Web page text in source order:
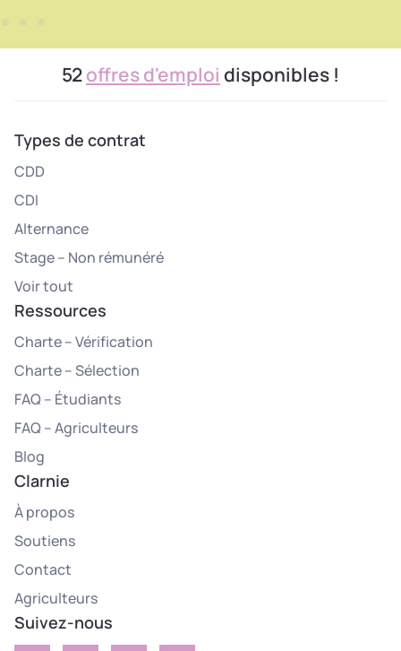
52offres d'emploi disponibles !
Types de contrat
CDD
CDI
Alternance
Stage – Non rémunéré
Voir tout
Ressources
Charte – Vérification
Charte – Sélection
FAQ – Étudiants
FAQ – Agriculteurs
Blog
Clarnie
À propos
Soutiens
Contact
Agriculteurs
Suivez-nous